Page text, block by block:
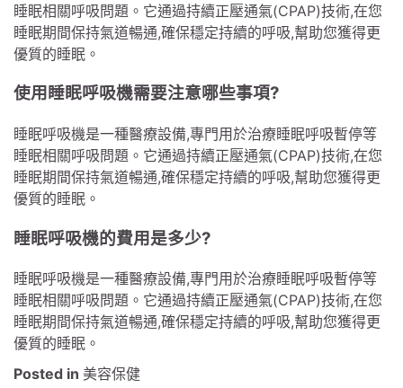
睡眠相關呼吸問題。它通過持續正壓通氣(CPAP)技術,在您
睡眠期間保持氣道暢通,確保穩定持續的呼吸,幫助您獲得更
優質的睡眠。
使用睡眠呼吸機需要注意哪些事項?
睡眠呼吸機是一種醫療設備,專門用於治療睡眠呼吸暫停等
睡眠相關呼吸問題。它通過持續正壓通氣(CPAP)技術,在您
睡眠期間保持氣道暢通,確保穩定持續的呼吸,幫助您獲得更
優質的睡眠。
睡眠呼吸機的費用是多少?
睡眠呼吸機是一種醫療設備,專門用於治療睡眠呼吸暫停等
睡眠相關呼吸問題。它通過持續正壓通氣(CPAP)技術,在您
睡眠期間保持氣道暢通,確保穩定持續的呼吸,幫助您獲得更
優質的睡眠。
Posted in 美容保健